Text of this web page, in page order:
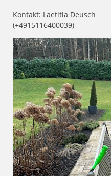
Kontakt: Laetitia Deusch
(+4915116400039)